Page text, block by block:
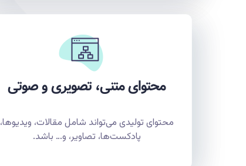
محتوای متنی، تصویری و صوتی
محتوای تولیدی می‌تواند شامل مقالات، ویدیوها،
پادکست‌ها، تصاویر، و… باشد.